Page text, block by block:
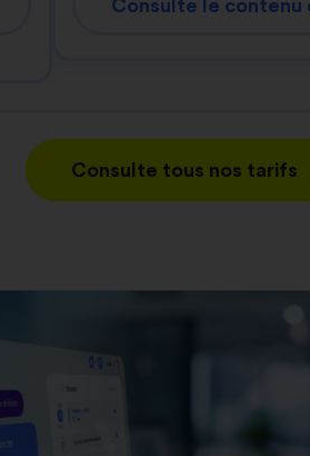
Consulte le contenu
Consulte tous nos tarifs